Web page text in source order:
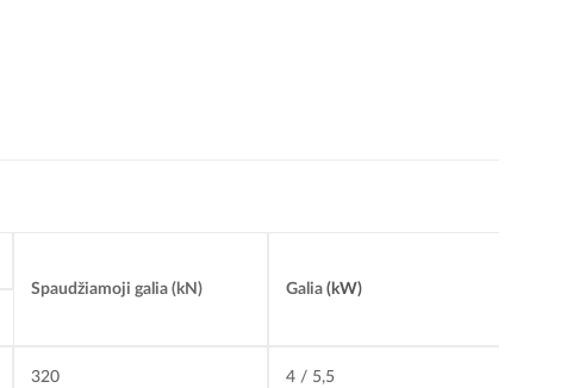
Spaudžiamoji galia (kN)
Galia(kW)
320 4 / 5,5